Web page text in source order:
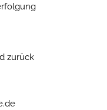
zurück